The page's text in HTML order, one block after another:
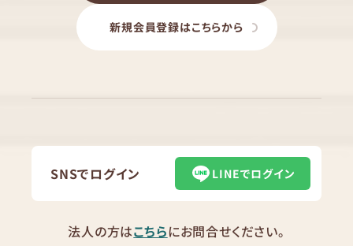
新規会員登録はこちらから
SNSでログイン LINEでログイン
法人の方はこちらにお問合せください。